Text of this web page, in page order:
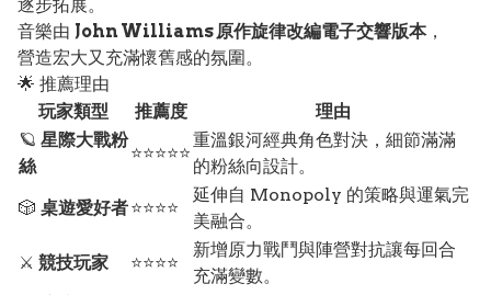
逐步拓展。
音樂由 John Williams 原作旋律改編電子交響版本，
營造宏大又充滿懷舊感的氛圍。
🌟 推薦理由
玩家類型
推薦度
理由
🪐 星際大戰粉
絲
⭐⭐⭐⭐⭐
重溫銀河經典角色對決，細節滿滿
的粉絲向設計。
🎲 桌遊愛好者⭐⭐⭐⭐
延伸自 Monopoly 的策略與運氣完
美融合。
⚔️ 競技玩家 ⭐⭐⭐⭐
新增原力戰鬥與陣營對抗讓每回合
充滿變數。